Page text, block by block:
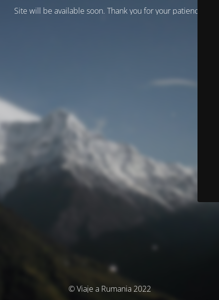
Site will be available soon. Thank you for your patience!
© Viaje a Rumania 2022